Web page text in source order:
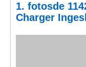
1. fotosde
Charger